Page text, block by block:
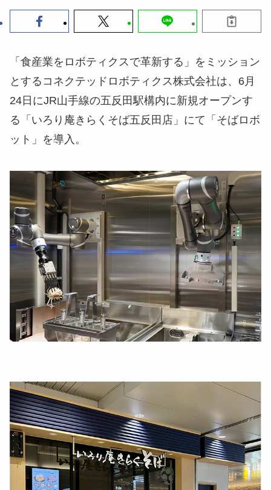
「食産業をロボティクスで革新する」をミッション
とするコネクテッドロボティクス株式会社は、6月
24日にJR山手線の五反田駅構内に新規オープンす
る「いろり庵きらくそば五反田店」にて「そばロボ
ット」を導入。